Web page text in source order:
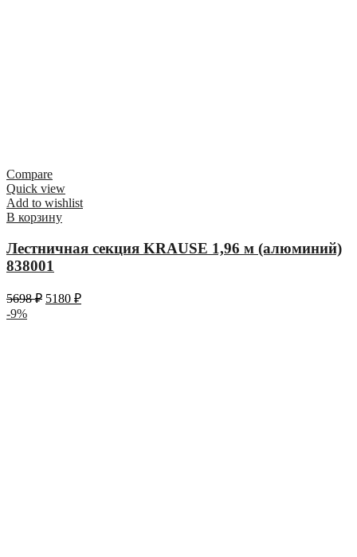
Compare
Quick view
Add to wishlist
В корзину
Лестничная секция KRAUSE 1,96 м (алюминий)
838001
5698₽ 5180 ₽
-9%